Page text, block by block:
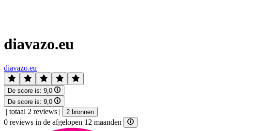
diavazo.eu
diavazo.eu
De score is: 9,0
De score is: 9,0
| totaal 2 reviews | 2 bronnen
0 reviews in de afgelopen 12 maanden